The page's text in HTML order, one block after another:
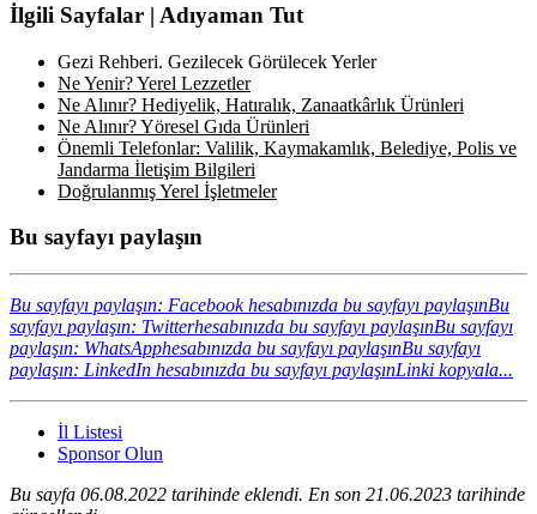
İlgili Sayfalar | Adıyaman Tut
Gezi Rehberi. Gezilecek Görülecek Yerler
Ne Yenir? Yerel Lezzetler
Ne Alınır? Hediyelik, Hatıralık, Zanaatkârlık Ürünleri
Ne Alınır? Yöresel Gıda Ürünleri
Önemli Telefonlar: Valilik, Kaymakamlık, Belediye, Polis ve
Jandarma İletişim Bilgileri
Doğrulanmış Yerel İşletmeler
Bu sayfayı paylaşın
Bu sayfayı paylaşın: Facebook hesabınızda bu sayfayı paylaşınBu
sayfayı paylaşın: Twitterhesabınızda bu sayfayı paylaşınBu sayfayı
paylaşın: WhatsApphesabınızda bu sayfayı paylaşınBu sayfayı
paylaşın: LinkedIn hesabınızda bu sayfayı paylaşınLinki kopyala...
İl Listesi
Sponsor Olun
Bu sayfa 06.08.2022 tarihinde eklendi. En son 21.06.2023 tarihinde